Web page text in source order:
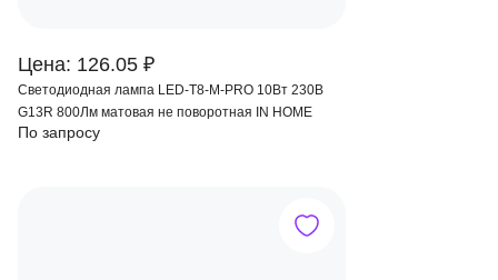
Цена: 126.05 ₽
Светодиодная лампа LED-T8-M-PRO 10Вт 230В
G13R 800Лм матовая не поворотная IN HOME
По запросу